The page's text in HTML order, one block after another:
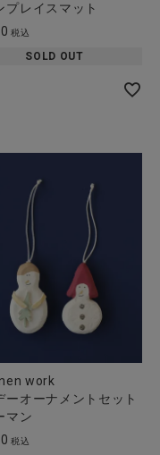
プレイスマット
税込
SOLD OUT
work
ーオーナメントセット
マン
税込